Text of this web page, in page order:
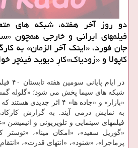
دو روز آخر هفته، شبکه های
فیلمهای ایرانی و خارجی همچون
جان فورد، «اینک آخر الزمان» به
کاپولا و «زودیاک»کارِ دیوید فینچر
در ایام
شبکه های سیما پخش می شود؛ «گلوله
«بازار» و «جاده ها» ۴ اثر
به نمایش درمی آیند. به گزارش
فیلمهای سینمایی و تلویزیونی و انیمیشن
«گوریل سفید»، «امکان مینا»،